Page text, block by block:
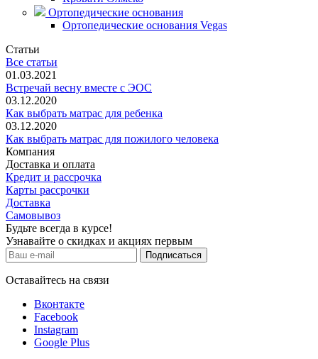
Ортопедические основания
Ортопедические основания Vegas
Статьи
Все статьи
01.03.2021
Встречай весну вместе с ЭОС
03.12.2020
Как выбрать матрас для ребенка
03.12.2020
Как выбрать матрас для пожилого человека
Компания
Доставка и оплата
Кредит и рассрочка
Карты рассрочки
Доставка
Самовывоз
Будьте всегда в курсе!
Узнавайте о скидках и акциях первым
Оставайтесь на связи
Вконтакте
Facebook
Instagram
Google Plus